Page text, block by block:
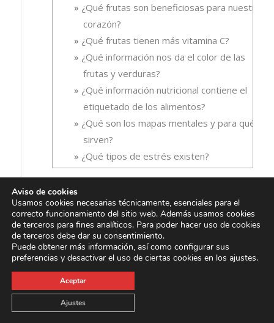
¿Qué frutas son beneficiosas para nuestro
corazón?
¿Qué frutas tienen más vitamina C?
¿Qué información nos da el color de las
frutas y verduras?
¿Qué información nutricional contiene el
etiquetado de los alimentos?
¿Qué son los mapas mentales y para qué
sirven?
¿Qué tipos de estrés existen?
► Recetas
Autores
► María Alcázar
► Recicla con Libby's
Aviso de cookies
Usamos cookies necesarias técnicamente, esenciales para el
correcto funcionamiento del sitio web. Además usamos cookies
de terceros para fines analíticos. Para poder hacer uso de cookies
de terceros debe dar su consentimiento.
Puede obtener más información, así como configurar sus
preferencias y desactivar el uso de ciertas cookies en los ajustes.
Aceptar
Ajustes